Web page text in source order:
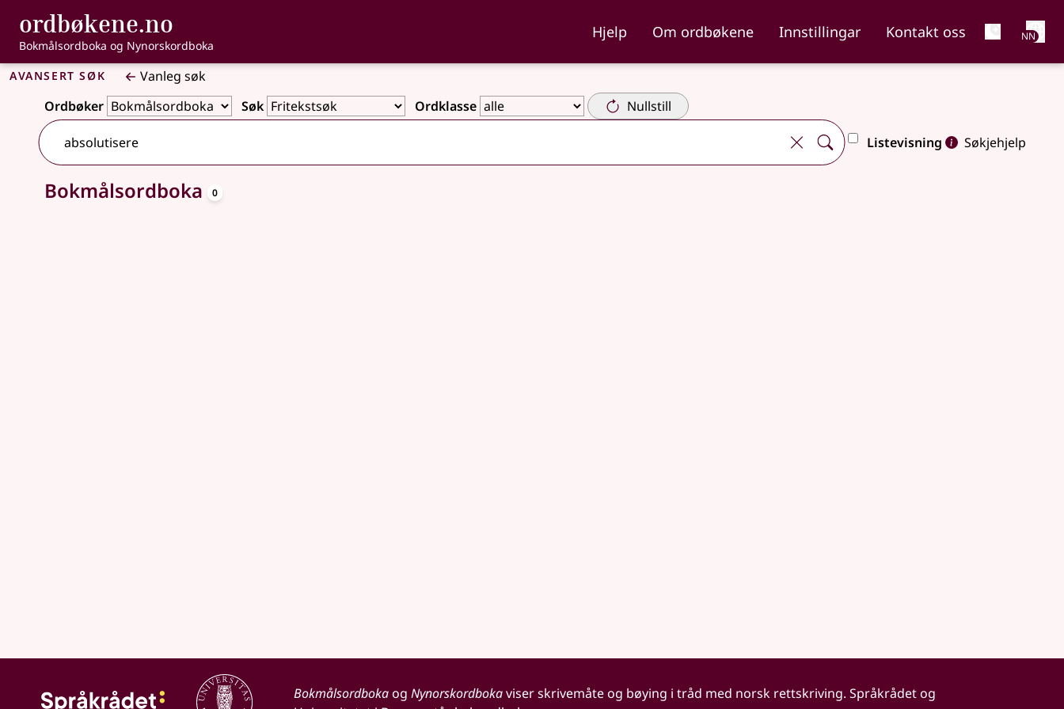
Gå til hovudinnhald
Tilgjenge
ordbøkene.no , Bokmålsordboka og Nynorskordboka
Bokmålsordboka og Nynorskordboka
Hjelp Om ordbøkene Innstillingar Kontakt oss NN
Avansert søk
Vanleg søk
Ordbøker
Søk Ordklasse Nullstill
Listevisning Søkjehjelp
Ingen treff
Bokmålsordboka 0
Bokmålsordbokaog Nynorskordbokaviser skrivemåte og bøying i tråd med norsk rettskriving. Språkrådet og